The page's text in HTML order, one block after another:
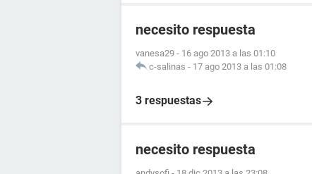
necesito respuesta
vanesa29 - 16 ago 2013 a las 01:10
c-salinas - 17 ago 2013 a las 01:08
3 respuestas
necesito respuesta